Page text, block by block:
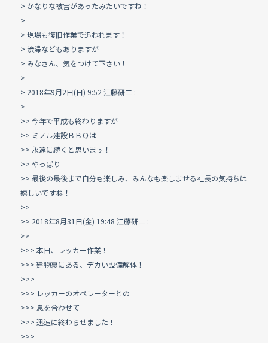
> かなりな被害があったみたいですね！
>
> 現場も復旧作業で追われます！
> 渋滞などもありますが
> みなさん、気をつけて下さい！
>
> 2018年9月2日(日) 9:52 江藤研二 :
>
>> 今年で平成も終わりますが
>> ミノル建設ＢＢＱは
>> 永遠に続くと思います！
>> やっぱり
>> 最後の最後まで自分も楽しみ、みんなも楽しませる社長の気持ちは
嬉しいですね！
>>
>> 2018年8月31日(金) 19:48 江藤研二 :
>>
>>> 本日、レッカー作業！
>>> 建物裏にある、デカい設備解体！
>>>
>>> レッカーのオペレーターとの
>>> 息を合わせて
>>> 迅速に終わらせました！
>>>